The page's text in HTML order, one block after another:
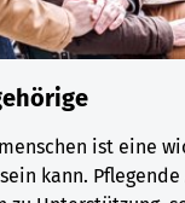
ist eine
kann.